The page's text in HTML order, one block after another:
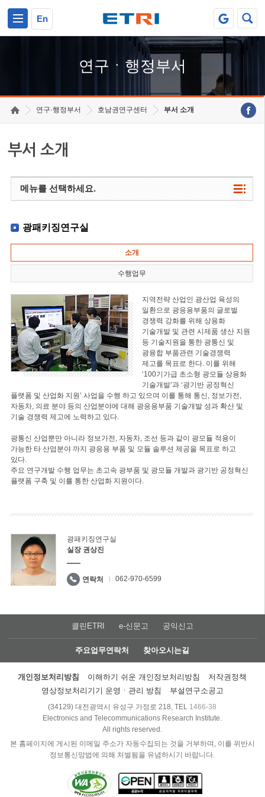
En
연구ㆍ행정부서
연구·행정부서 호남권연구센터 부서 소개
부서 소개
메뉴를 선택하세요.
광패키징연구실
소개
수행업무
지역전략 산업인 광산업 육성의
일환으로 광응용부품의 글로벌
경쟁력 강화를 위해 상용화
기술개발 및 관련 시제품 생산 지원
등 기술지원을 통한 광통신 및
광융합 부품관련 기술경쟁력
제고를 목표로 한다. 이를 위해
‘100기가급 초소형 광모듈 상용화
기술개발’과 ‘광기반 공정혁신
플랫폼 및 산업화 지원’ 사업을 수행 하고 있으며 이를 통해 통신, 정보가전,
자동차, 의료 분야 등의 산업분야에 대해 광응용부품 기술개발 성과 확산 및
기술 경쟁력 제고에 노력하고 있다.
광통신 산업뿐만 아니라 정보가전, 자동차, 조선 등과 같이 광모듈 적용이
가능한 타 산업분야 까지 광응용 부품 및 모듈 솔루션 제공을 목표로 하고
있다.
주요 연구개발 수행 업무는 초고속 광부품 및 광모듈 개발과 광기반 공정혁신
플랫폼 구축 및 이를 통한 산업화 지원이다.
광패키징연구실
실장 권상진
연락처 062-970-6599
클린ETRI e-신문고 공익신고
주요업무연락처 찾아오시는길
개인정보처리방침 이해하기 쉬운 개인정보처리방침
저작권정책
영상정보처리기기 운영ㆍ관리 방침
부설연구소공고
(34129) 대전광역시 유성구 가정로 218, TEL 1466-38
Electronics and Telecommunications Research Institute.
All rights reserved.
본 홈페이지에 게시된 이메일 주소가 자동수집되는 것을 거부하며, 이를 위반시
정보통신망법에 의해 처벌됨을 유념하시기 바랍니다.